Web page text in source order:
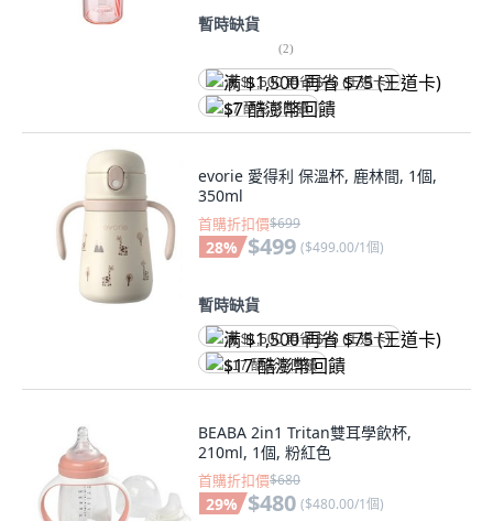
暫時缺貨
(2)
满 $1,500 再省 $75 (王道卡)
$7 酷澎幣回饋
evorie 愛得利 保溫杯, 鹿林間, 1個,
350ml
首購折扣價$699
28% $499 ($499.00/1個)
暫時缺貨
满 $1,500 再省 $75 (王道卡)
$17 酷澎幣回饋
BEABA 2in1 Tritan雙耳學飲杯,
210ml, 1個, 粉紅色
首購折扣價$680
29% $480 ($480.00/1個)